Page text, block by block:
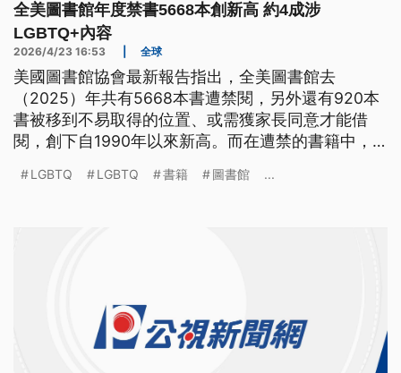
全美圖書館年度禁書5668本創新高 約4成涉
LGBTQ+內容
2026/4/23 16:53 全球
美國圖書館協會最新報告指出，全美圖書館去
（2025）年共有5668本書遭禁閱，另外還有920本
書被移到不易取得的位置、或需獲家長同意才能借
閱，創下自1990年以來新高。而在遭禁的書籍中，
LGBTQ LGBTQ 書籍 圖書館 ...